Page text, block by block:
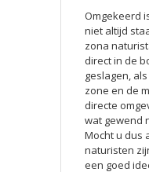
Omgekeerd
niet altijd
zona
direct in de
geslagen,
zone en de
directe
wat gewend
Mocht u dus
naturisten
een goed